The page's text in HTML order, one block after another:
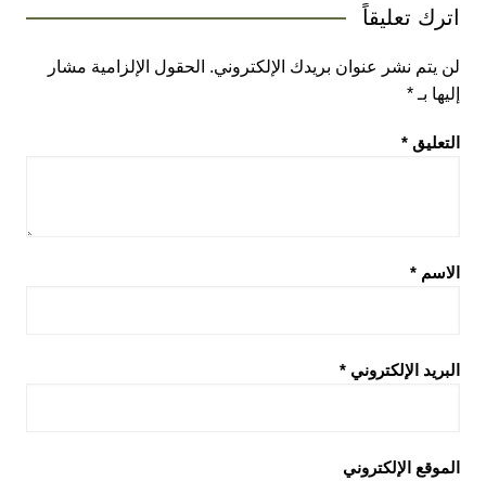
اترك تعليقاً
لن يتم نشر عنوان بريدك الإلكتروني. الحقول الإلزامية مشار
إليها بـ *
التعليق *
الاسم *
البريد الإلكتروني *
الموقع الإلكتروني